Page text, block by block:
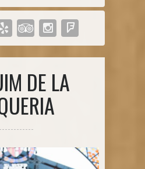
DE LA